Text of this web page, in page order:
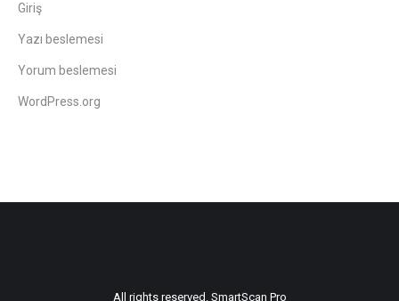
Giriş
Yazı beslemesi
Yorum beslemesi
WordPress.org
All rights reserved. SmartScan Pro